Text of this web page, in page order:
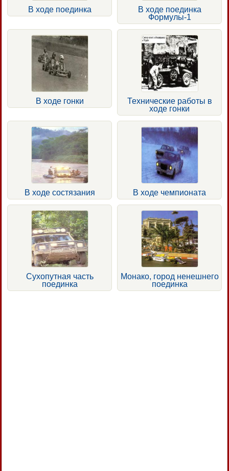
В ходе поединка
В ходе поединка
Формулы-1
В ходе гонки
Технические работы в
ходе гонки
В ходе состязания В ходе чемпионата
Сухопутная часть
поединка
Монако, город ненешнего
поединка